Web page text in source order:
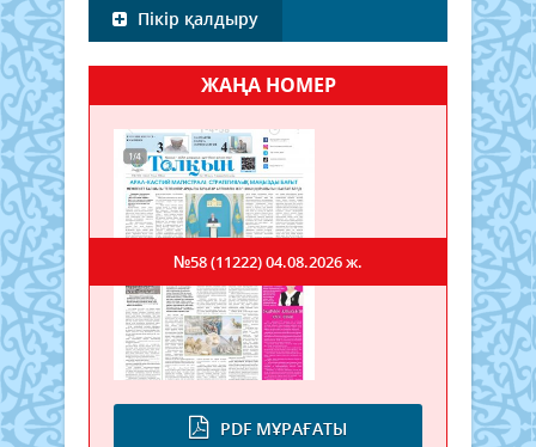
Пікір қалдыру
ЖАҢА НОМЕР
PDF МҰРАҒАТЫ
№58 (11222)04.08.2026 ж.